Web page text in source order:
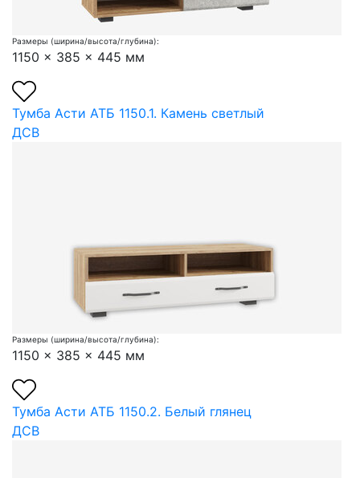
Размеры (ширина/высота/глубина):
1150 x 385 x 445 мм
Тумба Асти АТБ 1150.1. Камень светлый
ДСВ
Размеры (ширина/высота/глубина):
1150 x 385 x 445 мм
Тумба Асти АТБ 1150.2. Белый глянец
ДСВ